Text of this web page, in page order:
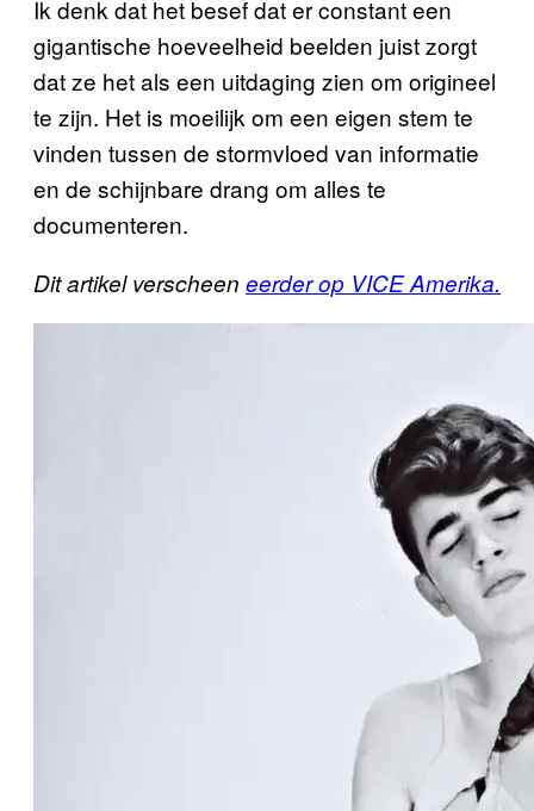
Ik denk dat het besef dat er constant een
gigantische hoeveelheid beelden juist zorgt
dat ze het als een uitdaging zien om origineel
te zijn. Het is moeilijk om een eigen stem te
vinden tussen de stormvloed van informatie
en de schijnbare drang om alles te
documenteren.
Dit artikel verscheen eerder op VICE Amerika.